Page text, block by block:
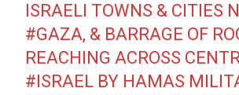
ISRAELI TOWNS & CITIES
#GAZA, & BARRAGE OF
REACHING ACROSS
#ISRAEL BY HAMAS